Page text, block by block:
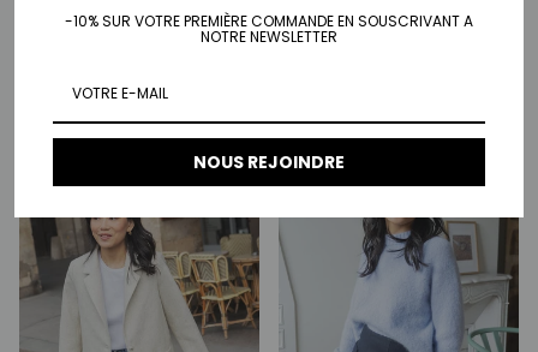
€100,00
Ceinture Joséphine
-10% SUR VOTRE PREMIÈRE COMMANDE EN SOUSCRIVANT A
NOTRE NEWSLETTER
NOUS REJOINDRE